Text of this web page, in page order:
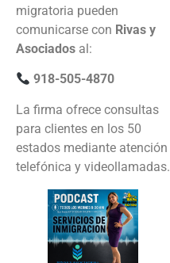
migratoria pueden
comunicarse con Rivas y
Asociados al:
918-505-4870
La firma ofrece consultas
para clientes en los 50
estados mediante atención
telefónica y videollamadas.